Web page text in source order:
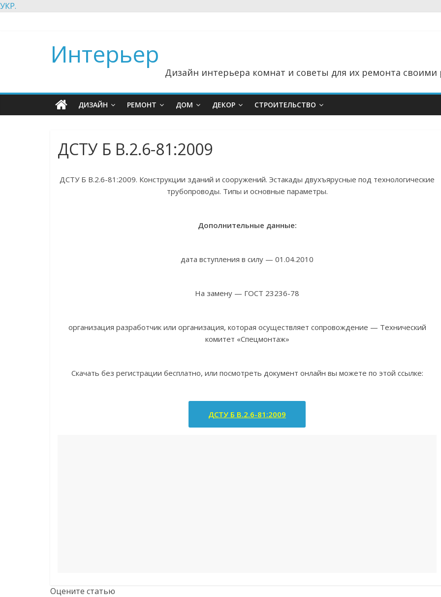
УКР.
Интерьер
Дизайн интерьера комнат и советы для их ремонта
ДИЗАЙН РЕМОНТ ДОМ ДЕКОР СТРОИТЕЛЬСТВО
ДСТУ Б В.2.6-81:2009
ДСТУ Б В.2.6-81:2009. Конструкции зданий и сооружений. Эстакады двухъярусные под технологические
трубопроводы. Типы и основные параметры.
Дополнительные данные:
дата вступления в силу — 01.04.2010
На замену — ГОСТ 23236-78
организация разработчик или организация, которая осуществляет сопровождение — Технический
комитет «Спецмонтаж»
Скачать без регистрации бесплатно, или посмотреть документ онлайн вы можете по этой ссылке:
ДСТУ Б В.2.6-81:2009
Оцените статью